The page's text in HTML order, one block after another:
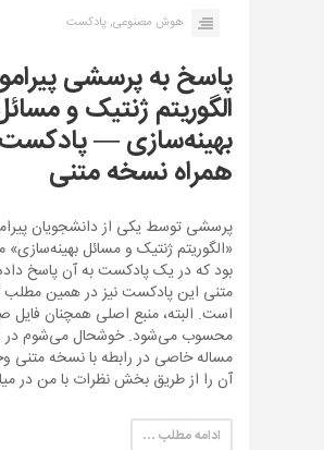
هوش مصنوعی,پادکست
پاسخ به پرسشی
الگوریتم ژنتیک و
بهینه‌سازی —
همراه نسخه متنی
پرسشی توسط یکی از دانشجویان
«الگوریتم ژنتیک و مسائل
بود که در یک پادکست به آن پاسخ
متنی این پادکست نیز در همین مطلب
است. البته، منبع اصلی همچنان فایل
محسوب می‌شود. خوشحال می‌شوم در
مساله خاصی در رابطه با نسخه متنی
آن را از طریق بخش نظرات با من در
ادامه مطلب …